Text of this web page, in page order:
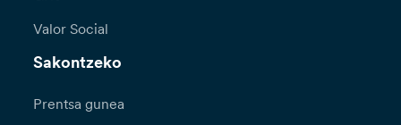
Valor Social
Sakontzeko
Prentsa gunea